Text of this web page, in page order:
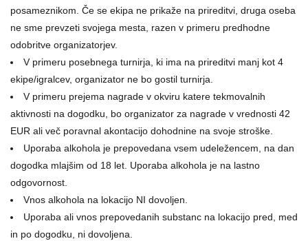
posameznikom. Če se ekipa ne prikaže na prireditvi, druga oseba
ne sme prevzeti svojega mesta, razen v primeru predhodne
odobritve organizatorjev.
V primeru posebnega turnirja, ki ima na prireditvi manj kot 4
ekipe/igralcev, organizator ne bo gostil turnirja.
V primeru prejema nagrade v okviru katere tekmovalnih
aktivnosti na dogodku, bo organizator za nagrade v vrednosti 42
EUR ali več poravnal akontacijo dohodnine na svoje stroške.
Uporaba alkohola je prepovedana vsem udeležencem, na dan
dogodka mlajšim od 18 let. Uporaba alkohola je na lastno
odgovornost.
Vnos alkohola na lokacijo NI dovoljen.
Uporaba ali vnos prepovedanih substanc na lokacijo pred, med
in po dogodku, ni dovoljena.